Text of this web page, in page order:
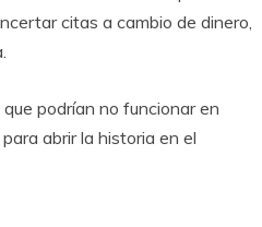
citas a cambio de dinero,
podrían no funcionar en
para abrir la historia en el